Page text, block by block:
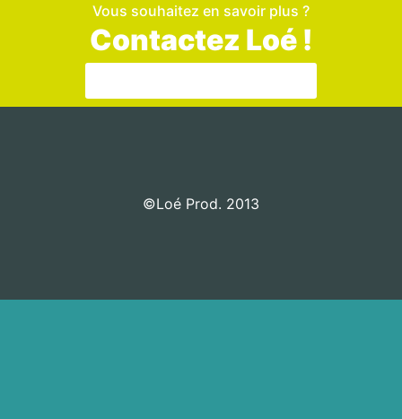
Vous souhaitez en savoir plus ?
Contactez Loé !
©Loé Prod. 2013